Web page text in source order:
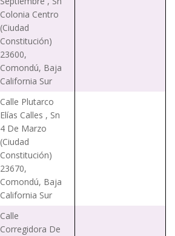
Colonia Centro
(Ciudad
Constitución)
23600,
Comondú, Baja
California Sur
Calle Plutarco
Elías Calles , Sn
4 De Marzo
(Ciudad
Constitución)
23670,
Comondú, Baja
California Sur
Calle
Corregidora De